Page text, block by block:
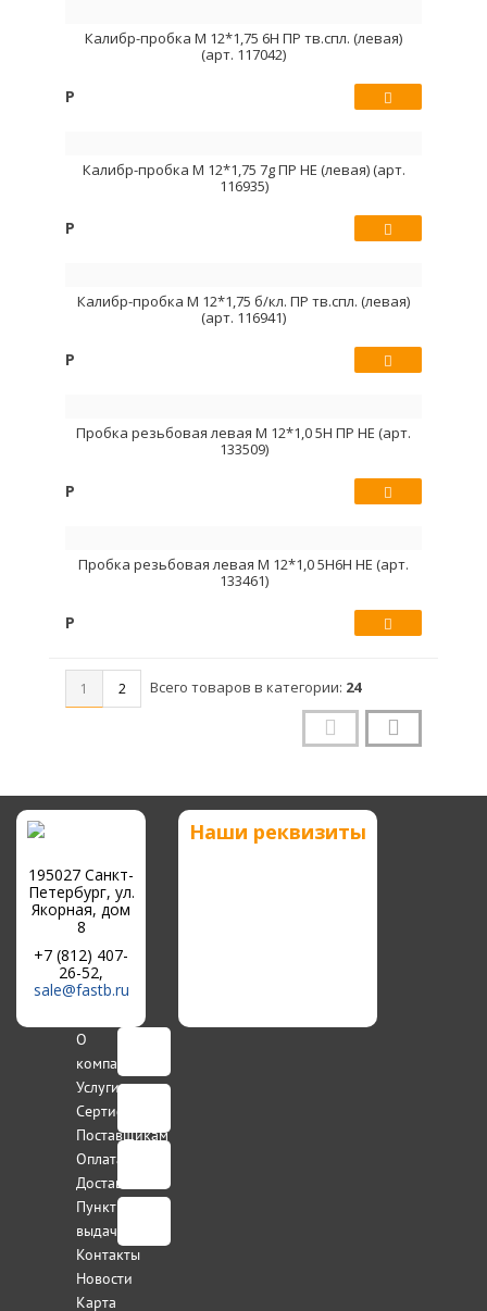
Калибр-пробка М 12*1,75 6H ПР тв.спл. (левая)
(арт. 117042)
Р
Калибр-пробка М 12*1,75 7g ПР НЕ (левая) (арт.
116935)
Р
Калибр-пробка М 12*1,75 б/кл. ПР тв.спл. (левая)
(арт. 116941)
Р
Пробка резьбовая левая М 12*1,0 5Н ПР НЕ (арт.
133509)
Р
Пробка резьбовая левая М 12*1,0 5Н6Н НЕ (арт.
133461)
Р
1 2 Всего товаров в категории: 24
195027 Санкт-
Петербург, ул.
Якорная, дом
8
+7 (812) 407-
26-52,
sale@fastb.ru
Наши реквизиты
О
компании
Услуги
Сертификаты
Поставщикам
Оплата
Доставка
Пункты
выдачи
Контакты
Новости
Карта